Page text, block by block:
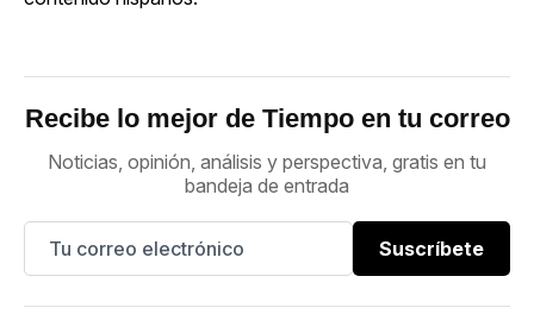
Recibe lo mejor de Tiempo en tu correo
Noticias, opinión, análisis y perspectiva, gratis en tu
bandeja de entrada
Suscríbete